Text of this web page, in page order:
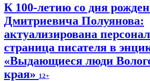
К 100-летию со дня
Дмитриевича Полуянова:
актуализирована
страница писателя в
«Выдающиеся люди
края» 12+